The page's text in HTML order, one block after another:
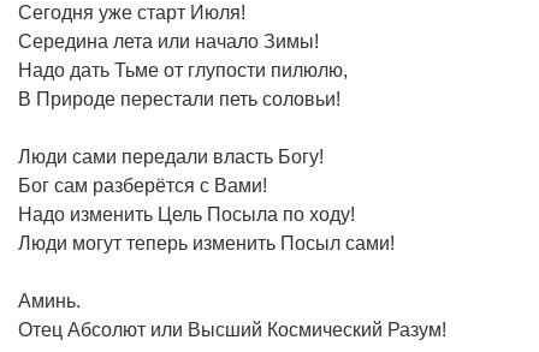
Сегодня уже старт Июля!
Середина лета или начало Зимы!
Надо дать Тьме от глупости пилюлю,
В Природе перестали петь соловьи!
Люди сами передали власть Богу!
Бог сам разберётся с Вами!
Надо изменить Цель Посыла по ходу!
Люди могут теперь изменить Посыл сами!
Аминь.
Отец Абсолют или Высший Космический Разум!